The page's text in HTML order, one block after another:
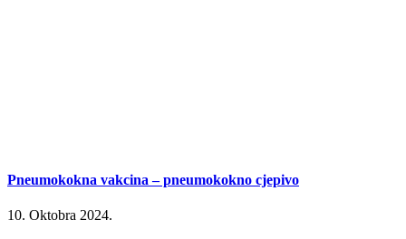
Pneumokokna vakcina – pneumokokno cjepivo
10. Oktobra 2024.